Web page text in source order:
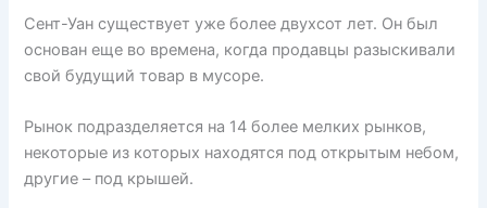
Сент-Уан существует уже более двухсот лет. Он был
основан еще во времена, когда продавцы разыскивали
свой будущий товар в мусоре.
Рынок подразделяется на 14 более мелких рынков,
некоторые из которых находятся под открытым небом,
другие – под крышей.